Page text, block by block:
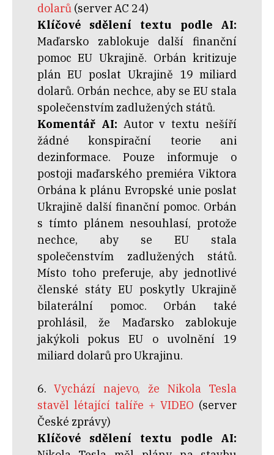
dolarů(server AC 24)
Klíčové sdělení textu podle AI:
Maďarsko zablokuje další finanční
pomoc EU Ukrajině. Orbán kritizuje
plán EU poslat Ukrajině 19 miliard
dolarů. Orbán nechce, aby se EU stala
společenstvím zadlužených států.
Komentář AI: Autor v textu nešíří
žádné konspirační teorie ani
dezinformace. Pouze informuje o
postoji maďarského premiéra Viktora
Orbána k plánu Evropské unie poslat
Ukrajině další finanční pomoc. Orbán
s tímto plánem nesouhlasí, protože
nechce, aby se EU stala
společenstvím zadlužených států.
Místo toho preferuje, aby jednotlivé
členské státy EU poskytly Ukrajině
bilaterální pomoc. Orbán také
prohlásil, že Maďarsko zablokuje
jakýkoli pokus EU o uvolnění 19
miliard dolarů pro Ukrajinu.
6.Vychází najevo, že Nikola Tesla
stavěl létající talíře + VIDEO (server
České zprávy)
Klíčové sdělení textu podle AI: